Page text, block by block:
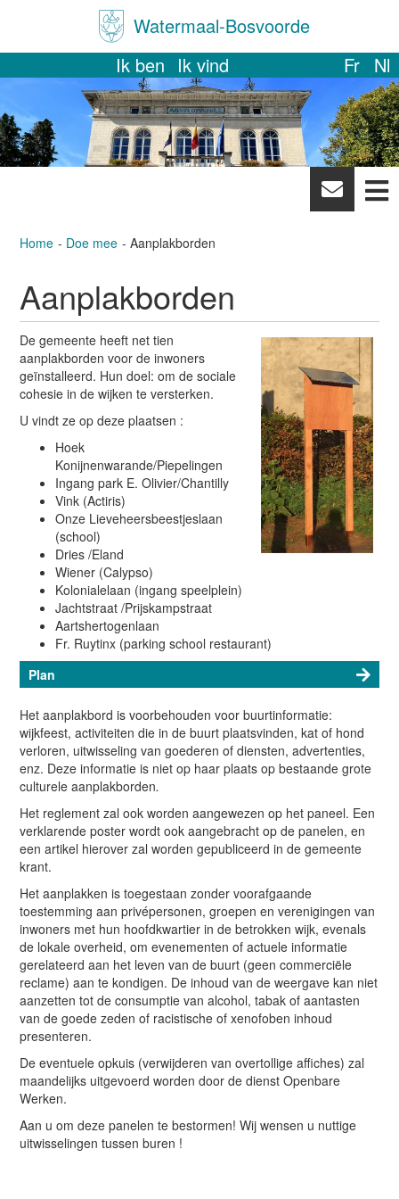
Watermaal-Bosvoorde
Ik ben Ik vind Fr Nl
News
Home Doe mee Aanplakborden
Aanplakborden
De gemeente heeft net tien
aanplakborden voor de inwoners
geïnstalleerd. Hun doel: om de sociale
cohesie in de wijken te versterken.
U vindt ze op deze plaatsen :
Hoek
Konijnenwarande/Piepelingen
Ingang park E. Olivier/Chantilly
Vink (Actiris)
Onze Lieveheersbeestjeslaan
(school)
Dries /Eland
Wiener (Calypso)
Kolonialelaan (ingang speelplein)
Jachtstraat /Prijskampstraat
Aartshertogenlaan
Fr. Ruytinx (parking school restaurant)
Plan
Het aanplakbord is voorbehouden voor buurtinformatie:
wijkfeest, activiteiten die in de buurt plaatsvinden, kat of hond
verloren, uitwisseling van goederen of diensten, advertenties,
enz. Deze informatie is niet op haar plaats op bestaande grote
culturele aanplakborden.
Het reglement zal ook worden aangewezen op het paneel. Een
verklarende poster wordt ook aangebracht op de panelen, en
een artikel hierover zal worden gepubliceerd in de gemeente
krant.
Het aanplakken is toegestaan zonder voorafgaande
toestemming aan privépersonen, groepen en verenigingen van
inwoners met hun hoofdkwartier in de betrokken wijk, evenals
de lokale overheid, om evenementen of actuele informatie
gerelateerd aan het leven van de buurt (geen commerciële
reclame) aan te kondigen. De inhoud van de weergave kan niet
aanzetten tot de consumptie van alcohol, tabak of aantasten
van de goede zeden of racistische of xenofoben inhoud
presenteren.
De eventuele opkuis (verwijderen van overtollige affiches) zal
maandelijks uitgevoerd worden door de dienst Openbare
Werken.
Aan u om deze panelen te bestormen! Wij wensen u nuttige
uitwisselingen tussen buren !